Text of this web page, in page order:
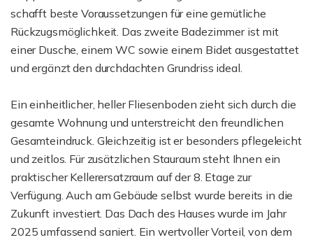
schafft beste Voraussetzungen für eine gemütliche
Rückzugsmöglichkeit. Das zweite Badezimmer ist mit
einer Dusche, einem WC sowie einem Bidet ausgestattet
und ergänzt den durchdachten Grundriss ideal.
Ein einheitlicher, heller Fliesenboden zieht sich durch die
gesamte Wohnung und unterstreicht den freundlichen
Gesamteindruck. Gleichzeitig ist er besonders pflegeleicht
und zeitlos. Für zusätzlichen Stauraum steht Ihnen ein
praktischer Kellerersatzraum auf der 8. Etage zur
Verfügung. Auch am Gebäude selbst wurde bereits in die
Zukunft investiert. Das Dach des Hauses wurde im Jahr
2025 umfassend saniert. Ein wertvoller Vorteil, von dem